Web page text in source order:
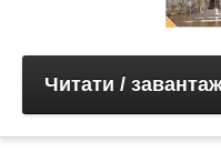
Читати /